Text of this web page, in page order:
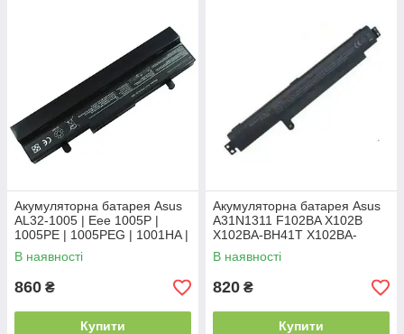
Акумуляторна батарея Asus
AL32-1005 | Eee 1005P |
1005PE | 1005PEG | 1001HA |
1001P | R1001PX
В наявності
860 ₴
Купити
Акумуляторна батарея Asus
A31N1311 F102BA X102B
X102BA-BH41T X102BA-
HA41002F
В наявності
820 ₴
Купити